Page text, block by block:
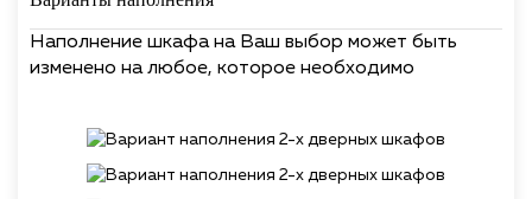
Наполнение шкафа на Ваш выбор может быть
изменено на любое, которое необходимо